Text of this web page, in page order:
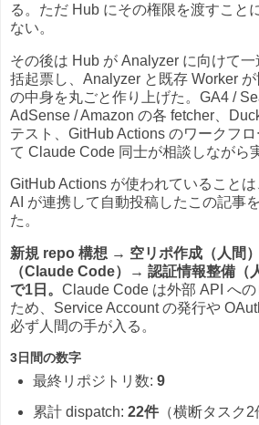
る。ただ Hub にその権限を渡すこと
ない。
その後は Hub が Analyzer に向けて
括起票し、Analyzer と既存 Worker
の中身を丸ごと作り上げた。GA4 /
AdSense / Amazon の各 fetcher、
テスト、GitHub Actions のワークフ
て Claude Code 同士が相談しながら
GitHub Actions が使われていること
AI が連携して自動投稿したこの記事
た。
新規 repo 構想 → 空リポ作成（人間
（Claude Code）→ 認証情報整備（
で1日。 Claude Code は外部 API へ
ため、Service Account の発行や
必ず人間の手が入る。
3日間の数字
最終リポジトリ数: 9
累計 dispatch: 22件（横断タスク2